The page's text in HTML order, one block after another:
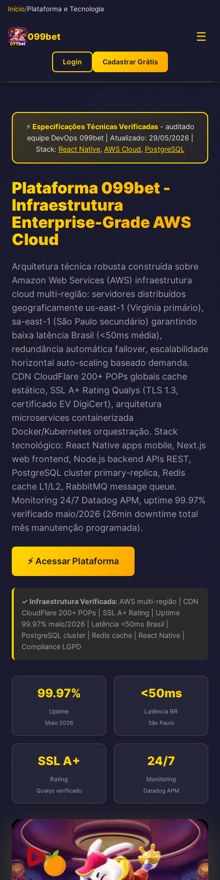
Início/Plataforma e Tecnologia
099bet ☰
Login Cadastrar Grátis
⚡ Especificações Técnicas Verificadas- auditado
equipe DevOps 099bet | Atualizado: 29/05/2026 |
Stack: React Native, AWS Cloud, PostgreSQL
Plataforma 099bet -
Infraestrutura
Enterprise-Grade AWS
Cloud
Arquitetura técnica robusta construída sobre
Amazon Web Services (AWS) infraestrutura
cloud multi-região: servidores distribuídos
geograficamente us-east-1 (Virginia primário),
sa-east-1 (São Paulo secundário) garantindo
baixa latência Brasil (<50ms média),
redundância automática failover, escalabilidade
horizontal auto-scaling baseado demanda.
CDN CloudFlare 200+ POPs globais cache
estático, SSL A+ Rating Qualys (TLS 1.3,
certificado EV DigiCert), arquitetura
microservices containerizada
Docker/Kubernetes orquestração. Stack
tecnológico: React Native apps mobile, Next.js
web frontend, Node.js backend APIs REST,
PostgreSQL cluster primary-replica, Redis
cache L1/L2, RabbitMQ message queue.
Monitoring 24/7 Datadog APM, uptime 99.97%
verificado maio/2026 (26min downtime total
mês manutenção programada).
⚡ Acessar Plataforma
✓ Infraestrutura Verificada: AWS multi-região | CDN
CloudFlare 200+ POPs | SSL A+ Rating | Uptime
99.97% maio/2026 | Latência <50ms Brasil |
PostgreSQL cluster | Redis cache | React Native |
Compliance LGPD
99.97%
Uptime
Maio 2026
<50ms
Latência BR
São Paulo
SSL A+
Rating
Qualys verificado
24/7
Monitoring
Datadog APM